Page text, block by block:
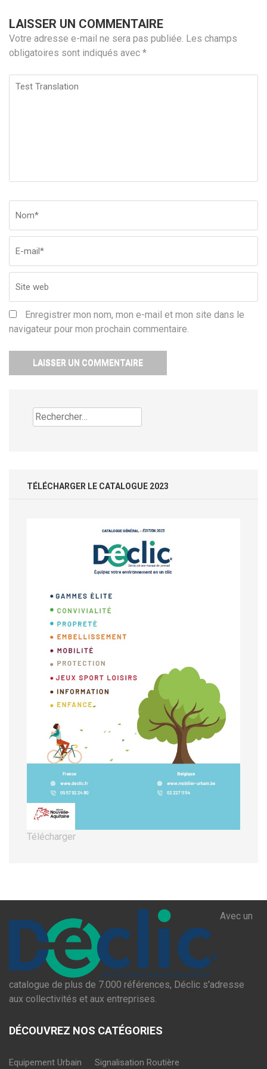
LAISSER UN COMMENTAIRE
Votre adresse e-mail ne sera pas publiée. Les champs
obligatoires sont indiqués avec *
Test
Enregistrer mon nom, mon e-mail et mon site dans le
navigateur pour mon prochain commentaire.
Rechercher :
TÉLÉCHARGER LE CATALOGUE 2023
Télécharger
Avec un
catalogue de plus de 7.000 références, Déclic s'adresse
aux collectivités et aux entreprises.
DÉCOUVREZ NOS CATÉGORIES
Equipement Urbain Signalisation Routière